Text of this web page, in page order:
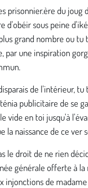
prisonnier.ère du joug
d'obéir sous peine
grand nombre ou tu
par une inspiration
de l'intérieur, tu
publicitaire de se
vide en toi jusqu'à
la naissance de ce ver
le droit de ne rien
générale offerte à
injonctions de